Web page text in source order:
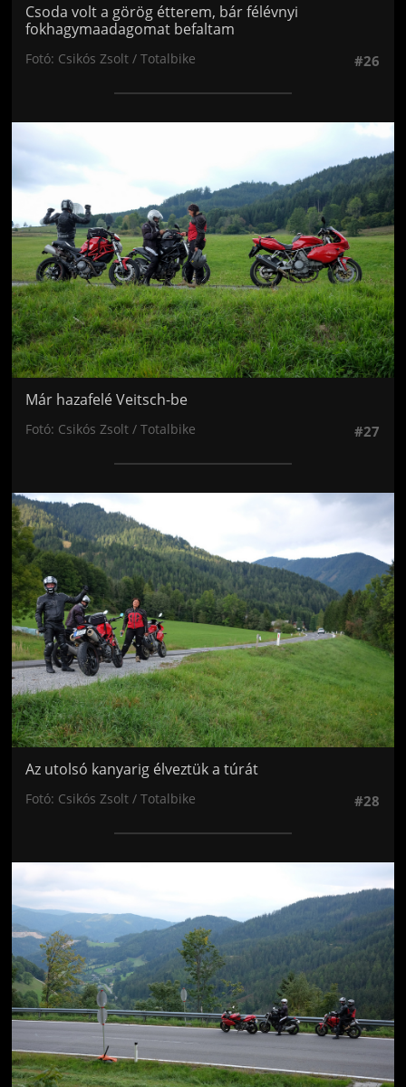
Csoda volt a görög étterem, bár félévnyi
fokhagymaadagomat befaltam
Fotó: Csikós Zsolt / Totalbike #26
Már hazafelé Veitsch-be
Fotó: Csikós Zsolt / Totalbike #27
Jön még kép!
Az utolsó kanyarig élveztük a túrát
Fotó: Csikós Zsolt / Totalbike #28